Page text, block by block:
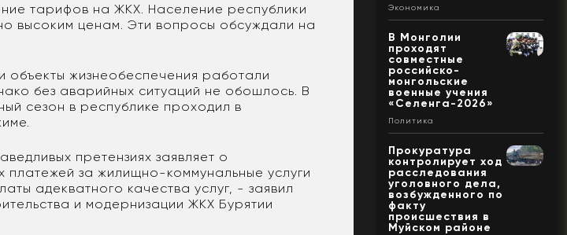
тарифов на ЖКХ. Население республики
высоким ценам. Эти вопросы обсуждали на
объекты жизнеобеспечения работали
без аварийных ситуаций не обошлось. В
сезон в республике проходил в
претензиях заявляет о
за жилищно-коммунальные услуги
адекватного качества услуг, - заявил
и модернизации ЖКХ Бурятии
Экономика
В Монголии
проходят
совместные
российско-
монгольские
военные учения
«Селенга-2026»
Политика
Прокуратура
контролирует ход
расследования
уголовного дела,
возбужденного по
факту
происшествия в
Муйском районе